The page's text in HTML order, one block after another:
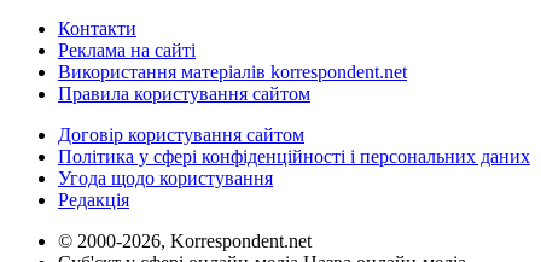
Контакти
Реклама на сайті
Використання матеріалів korrespondent.net
Правила користування сайтом
Договір користування сайтом
Політика у сфері конфіденційності і персональних даних
Угода щодо користування
Редакція
© 2000-2026, Korrespondent.net